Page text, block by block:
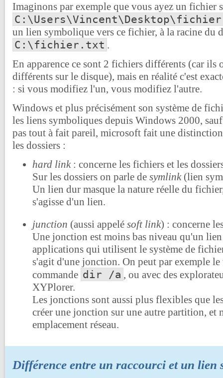
Imaginons par exemple que vous ayez un fichier
un lien symbolique vers ce fichier, à la racine du
C:\fichier.txt .
En apparence ce sont 2 fichiers différents (car ils
différents sur le disque), mais en réalité c'est
: si vous modifiez l'un, vous modifiez l'autre.
Windows et plus précisément son système de
les liens symboliques depuis Windows 2000,
pas tout à fait pareil, microsoft fait une
les dossiers :
hard link: concerne les fichiers et les
Sur les dossiers on parle de symlink(lien
Un lien dur masque la nature réelle du
s'agisse d'un lien.
junction (aussi appelé soft link) : concerne
Une jonction est moins bas niveau qu'un
applications qui utilisent le système de
s'agit d'une jonction. On peut par exemple
commande dir /a , ou avec des
XYPlorer.
Les jonctions sont aussi plus flexibles que
créer une jonction sur une autre partition, et
emplacement réseau.
Différence entre un raccourci et un lien